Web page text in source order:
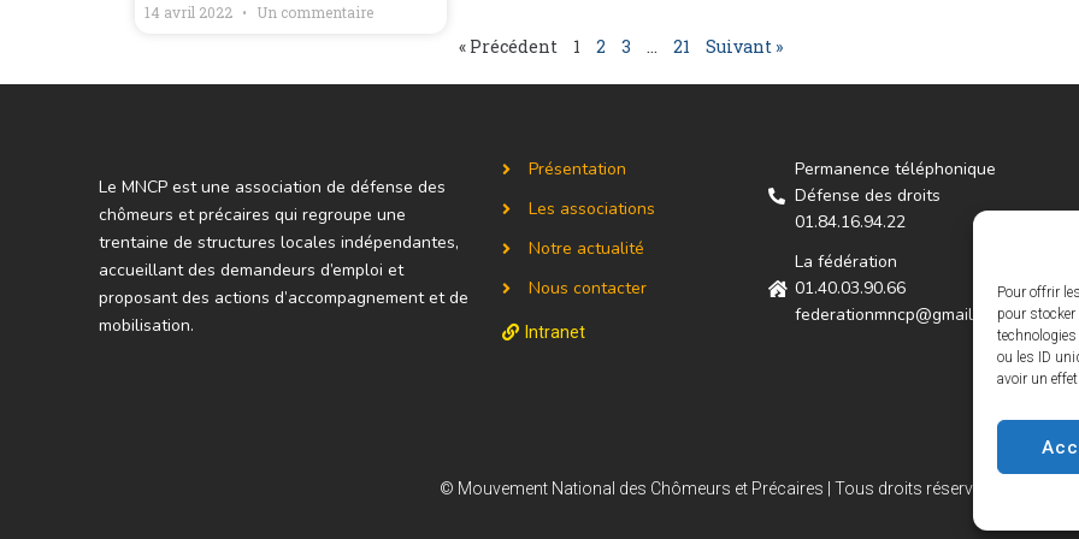
Pour offrir
pour
ou les ID
avoir un
14 avril 2022 Un commentaire
« Précédent 1 2 3 … 21 Suivant »
Le MNCP est une association de défense des
chômeurs et précaires qui regroupe une
trentaine de structures locales indépendantes,
accueillant des demandeurs d’emploi et
proposant des actions d’accompagnement et de
mobilisation.
Présentation
Les associations
Notre actualité
Nous contacter
Intranet
Permanence téléphonique
Défense des droits
01.84.16.94.22
La fédération
01.40.03.90.66
federationmncp@gmail.com
© Mouvement National des Chômeurs et Précaires | Tous droits réservés - 2021 |